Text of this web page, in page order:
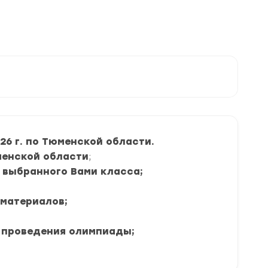
г. по Тюменской области.
области;
Вами класса;
олимпиады;